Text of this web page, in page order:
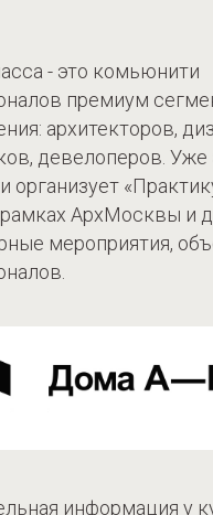
- это комьюнити
премиум
архитекторов,
девелоперов. Уже
организует
АрхМосквы и
мероприятия,
информация у